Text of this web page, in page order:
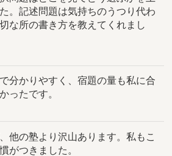
。記述問題は気持ちのうつり代わ
な所の書き方を教えてくれまし
分かりやすく、宿題の量も私に合
ったです。
他の塾より沢山あります。私もこ
がつきました。